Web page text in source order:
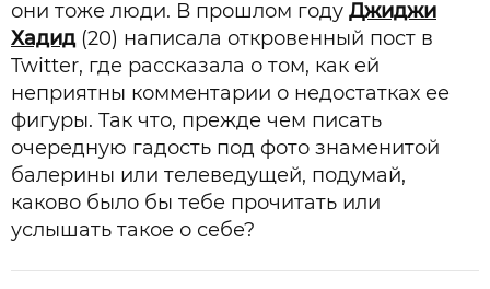
они тоже люди. В прошлом году Джиджи
Хадид(20) написала откровенный пост в
Twitter, где рассказала о том, как ей
неприятны комментарии о недостатках ее
фигуры. Так что, прежде чем писать
очередную гадость под фото знаменитой
балерины или телеведущей, подумай,
каково было бы тебе прочитать или
услышать такое о себе?